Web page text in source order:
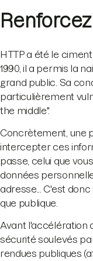
HTTP a été le
1990, il a permis la
grand public. Sa
particulièrement
the middle".
Concrètement, une
intercepter ces
passe, celui que
données
adresse... C'est
que publique.
Avant l'accélération
sécurité soulevés
rendues publiques